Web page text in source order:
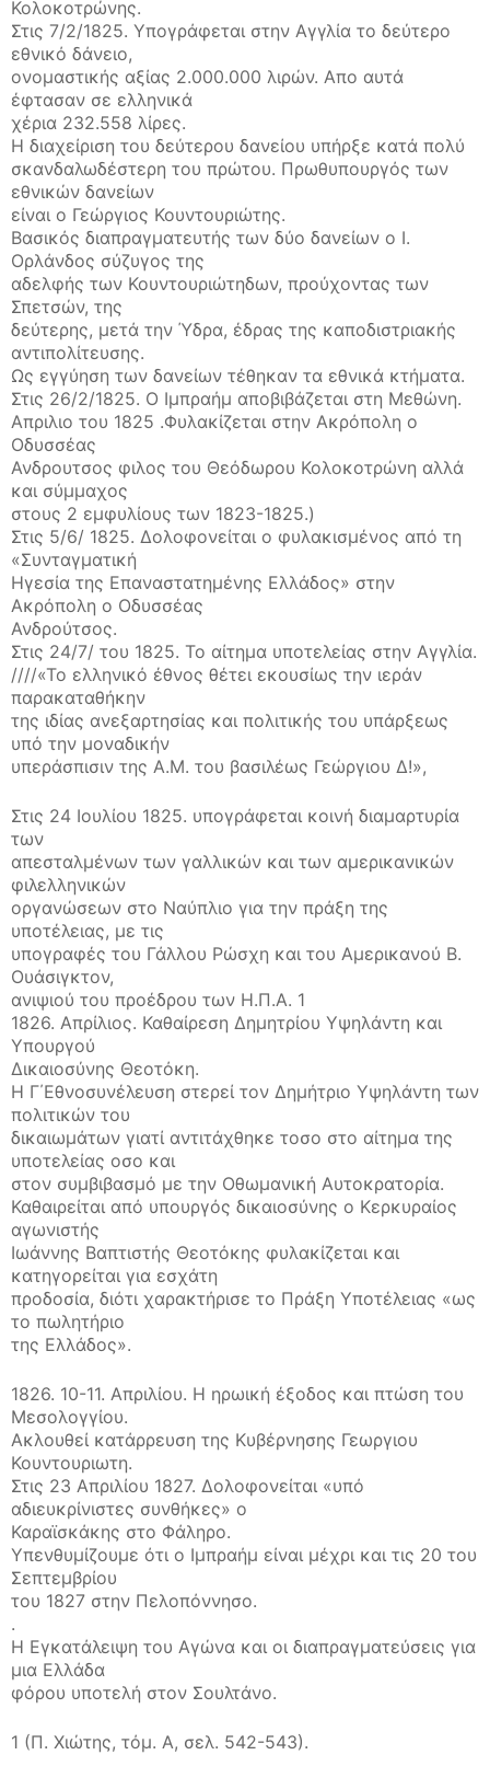
Κολοκοτρώνης.
Στις 7/2/1825. Υπογράφεται στην Αγγλία το δεύτερο
εθνικό δάνειο,
ονομαστικής αξίας 2.000.000 λιρών. Απο αυτά
έφτασαν σε ελληνικά
χέρια 232.558 λίρες.
Η διαχείριση του δεύτερου δανείου υπήρξε κατά πολύ
σκανδαλωδέστερη του πρώτου. Πρωθυπουργός των
εθνικών δανείων
είναι ο Γεώργιος Κουντουριώτης.
Βασικός διαπραγματευτής των δύο δανείων ο Ι.
Ορλάνδος σύζυγος της
αδελφής των Κουντουριώτηδων, προύχοντας των
Σπετσών, της
δεύτερης, μετά την Ύδρα, έδρας της καποδιστριακής
αντιπολίτευσης.
Ως εγγύηση των δανείων τέθηκαν τα εθνικά κτήματα.
Στις 26/2/1825. Ο Ιμπραήμ αποβιβάζεται στη Μεθώνη.
Απριλιο του 1825 .Φυλακίζεται στην Ακρόπολη ο
Οδυσσέας
Ανδρουτσος φιλος του Θεόδωρου Κολοκοτρώνη αλλά
και σύμμαχος
στους 2 εμφυλίους των 1823-1825.)
Στις 5/6/ 1825. Δολοφονείται ο φυλακισμένος από τη
«Συνταγματική
Ηγεσία της Επαναστατημένης Ελλάδος» στην
Ακρόπολη ο Οδυσσέας
Ανδρούτσος.
Στις 24/7/ του 1825. Το αίτημα υποτελείας στην Αγγλία.
////«Το ελληνικό έθνος θέτει εκουσίως την ιεράν
παρακαταθήκην
της ιδίας ανεξαρτησίας και πολιτικής του υπάρξεως
υπό την μοναδικήν
υπεράσπισιν της Α.Μ. του βασιλέως Γεώργιου Δ!»,
Στις 24 Ιουλίου 1825. υπογράφεται κοινή διαμαρτυρία
των
απεσταλμένων των γαλλικών και των αμερικανικών
φιλελληνικών
οργανώσεων στο Ναύπλιο για την πράξη της
υποτέλειας, με τις
υπογραφές του Γάλλου Ρώσχη και του Αμερικανού Β.
Ουάσιγκτον,
ανιψιού του προέδρου των Η.Π.Α. 1
1826. Απρίλιος. Καθαίρεση Δημητρίου Υψηλάντη και
Υπουργού
Δικαιοσύνης Θεοτόκη.
Η Γ΄Εθνοσυνέλευση στερεί τον Δημήτριο Υψηλάντη των
πολιτικών του
δικαιωμάτων γιατί αντιτάχθηκε τοσο στο αίτημα της
υποτελείας οσο και
στον συμβιβασμό με την Οθωμανική Αυτοκρατορία.
Καθαιρείται από υπουργός δικαιοσύνης ο Κερκυραίος
αγωνιστής
Ιωάννης Βαπτιστής Θεοτόκης φυλακίζεται και
κατηγορείται για εσχάτη
προδοσία, διότι χαρακτήρισε το Πράξη Υποτέλειας «ως
το πωλητήριο
της Ελλάδος».
1826. 10-11. Απριλίου. Η ηρωική έξοδος και πτώση του
Μεσολογγίου.
Ακλουθεί κατάρρευση της Κυβέρνησης Γεωργιου
Κουντουριωτη.
Στις 23 Απριλίου 1827. Δολοφονείται «υπό
αδιευκρίνιστες συνθήκες» ο
Καραϊσκάκης στο Φάληρο.
Υπενθυμίζουμε ότι ο Ιμπραήμ είναι μέχρι και τις 20 του
Σεπτεμβρίου
του 1827 στην Πελοπόννησο.
.
Η Εγκατάλειψη του Αγώνα και οι διαπραγματεύσεις για
μια Ελλάδα
φόρου υποτελή στον Σουλτάνο.
1 (Π. Χιώτης, τόμ. Α, σελ. 542-543).